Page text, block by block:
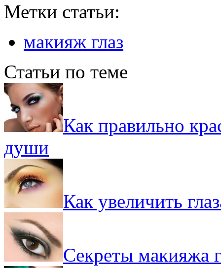
Метки статьи:
макияж глаз
Статьи по теме
Как правильно
души
Как увеличить
Секреты макияжа